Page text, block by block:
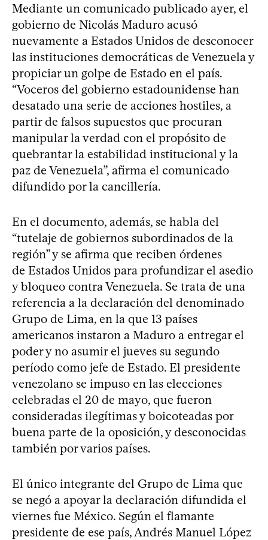
Mediante un comunicado publicado ayer, el
gobierno de Nicolás Maduro acusó
nuevamente a Estados Unidos de desconocer
las instituciones democráticas de Venezuela y
propiciar un golpe de Estado en el país.
“Voceros del gobierno estadounidense han
desatado una serie de acciones hostiles, a
partir de falsos supuestos que procuran
manipular la verdad con el propósito de
quebrantar la estabilidad institucional y la
paz de Venezuela”, afirma el comunicado
difundido por la cancillería.
En el documento, además, se habla del
“tutelaje de gobiernos subordinados de la
región” y se afirma que reciben órdenes
de Estados Unidos para profundizar el asedio
y bloqueo contra Venezuela. Se trata de una
referencia a la declaración del denominado
Grupo de Lima, en la que 13 países
americanos instaron a Maduro a entregar el
poder y no asumir el jueves su segundo
período como jefe de Estado. El presidente
venezolano se impuso en las elecciones
celebradas el 20 de mayo, que fueron
consideradas ilegítimas y boicoteadas por
buena parte de la oposición, y desconocidas
también por varios países.
El único integrante del Grupo de Lima que
se negó a apoyar la declaración difundida el
viernes fue México. Según el flamante
presidente de ese país, Andrés Manuel López